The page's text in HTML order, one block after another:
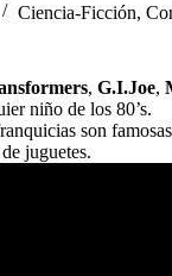
Ciencia-Ficción,
, G.I.Joe,
niño de los 80’s.
son
juguetes.